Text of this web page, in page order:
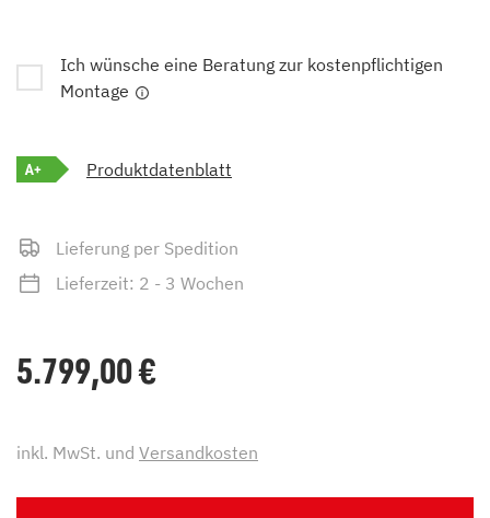
Ich wünsche eine Beratung zur kostenpflichtigen
Montage
A+ Produktdatenblatt
Lieferung per Spedition
Lieferzeit: 2 - 3 Wochen
5.799,00€
inkl. MwSt. und Versandkosten